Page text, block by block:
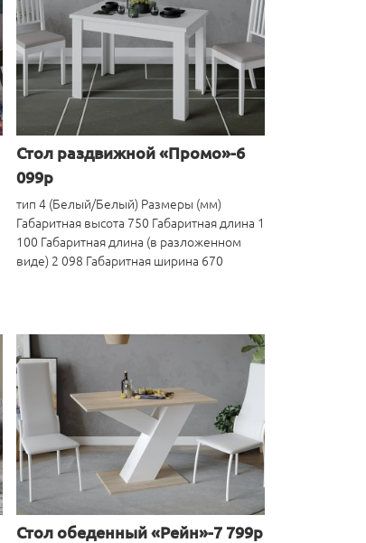
Стол раздвижной «Промо»-6
099р
тип 4 (Белый/Белый) Размеры (мм)
Габаритная высота 750 Габаритная длина 1
100 Габаритная длина (в разложенном
виде) 2 098 Габаритная ширина 670
Стол обеденный «Рейн»-7 799р